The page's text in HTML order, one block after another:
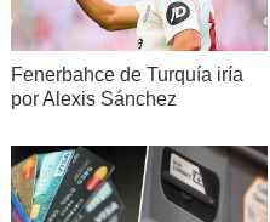
Fenerbahce de Turquía iría
por Alexis Sánchez